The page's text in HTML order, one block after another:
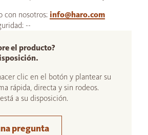
con nosotros: info@haro.com
--
el producto?
clic en el botón y plantear su
rápida, directa y sin rodeos.
a su disposición.
pregunta